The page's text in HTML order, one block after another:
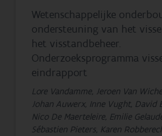
Wetenschappelijke
ondersteuning van het
het visstandbeheer.
Onderzoeksprogramma
eindrapport
Lore Vandamme, Jeroen Van
Johan Auwerx, Inne Vught, David
Nico De Maerteleire, Emilie
Sébastien Pieters, Karen